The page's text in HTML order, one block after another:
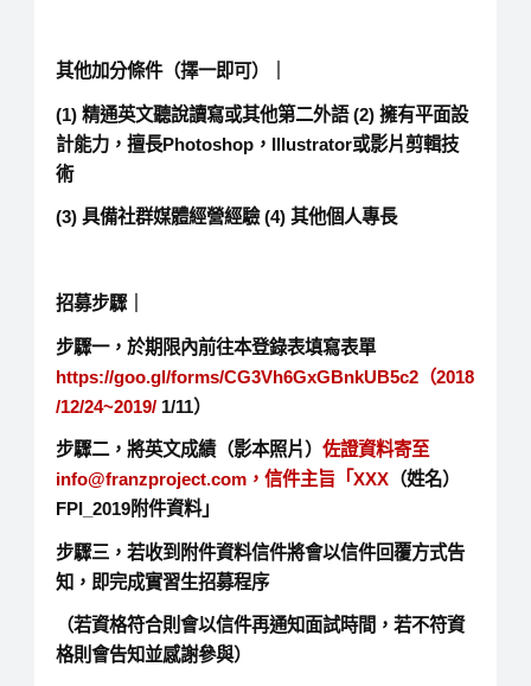
其他加分條件（擇一即可）｜
(1) 精通英文聽說讀寫或其他第二外語 (2) 擁有平面設
計能力，擅長Photoshop，Illustrator或影片剪輯技
術
(3) 具備社群媒體經營經驗 (4) 其他個人專長
招募步驟｜
步驟一，於期限內前往本登錄表填寫表單
https://goo.gl/forms/CG3Vh6GxGBnkUB5c2（2018
/12/24~2019/1/11）
步驟二，將英文成績（影本照片） 佐證資料寄至
info@franzproject.com，信件主旨「XXX（姓名）
FPI_2019附件資料」
步驟三，若收到附件資料信件將會以信件回覆方式告
知，即完成實習生招募程序
（若資格符合則會以信件再通知面試時間，若不符資
格則會告知並感謝參與）